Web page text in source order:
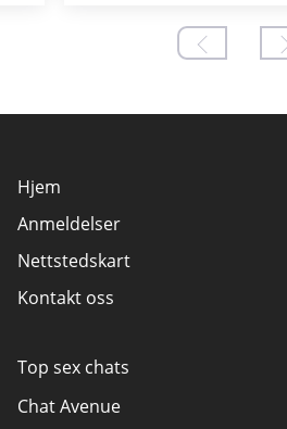
Hjem
Anmeldelser
Nettstedskart
Kontakt oss
Top sex chats
Chat Avenue